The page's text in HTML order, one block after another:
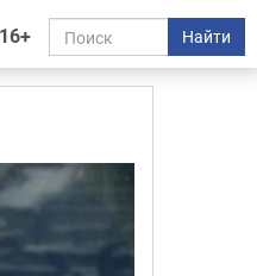
16+ Найти